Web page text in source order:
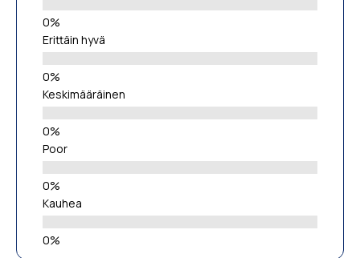
Erittäin hyvä
Keskimääräinen
Poor
Kauhea